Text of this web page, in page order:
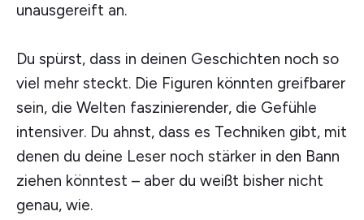
unausgereift an.
Du spürst, dass in deinen Geschichten noch so
viel mehr steckt. Die Figuren könnten greifbarer
sein, die Welten faszinierender, die Gefühle
intensiver. Du ahnst, dass es Techniken gibt, mit
denen du deine Leser noch stärker in den Bann
ziehen könntest – aber du weißt bisher nicht
genau, wie.